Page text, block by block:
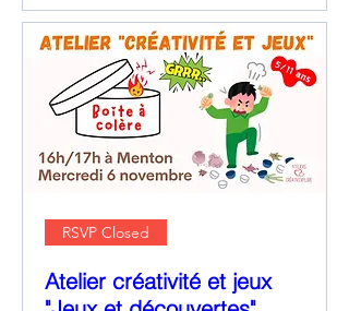
RSVP Closed
Atelier créativité et jeux